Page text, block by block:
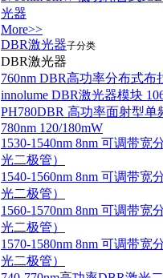
光器
More>>
DBR激光器子分类
DBR激光器
760nm DBR高功率分布式布
innolume DBR激光器模块
PH780DBR 高功率面射型
780nm 120/180mW
1530-1540nm 8nm 可调带宽
光二极管）
1540-1560nm 8nm 可调带宽
光二极管）
1560-1570nm 8nm 可调带宽
光二极管）
1570-1580nm 8nm 可调带宽
光二极管）